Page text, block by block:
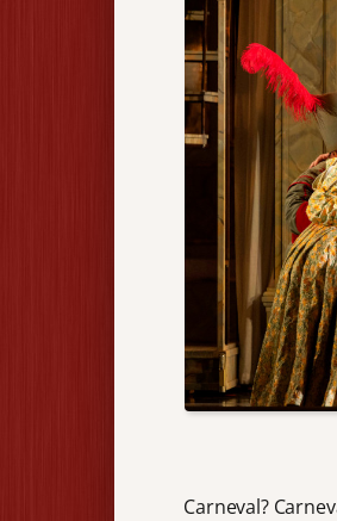
Carneval?